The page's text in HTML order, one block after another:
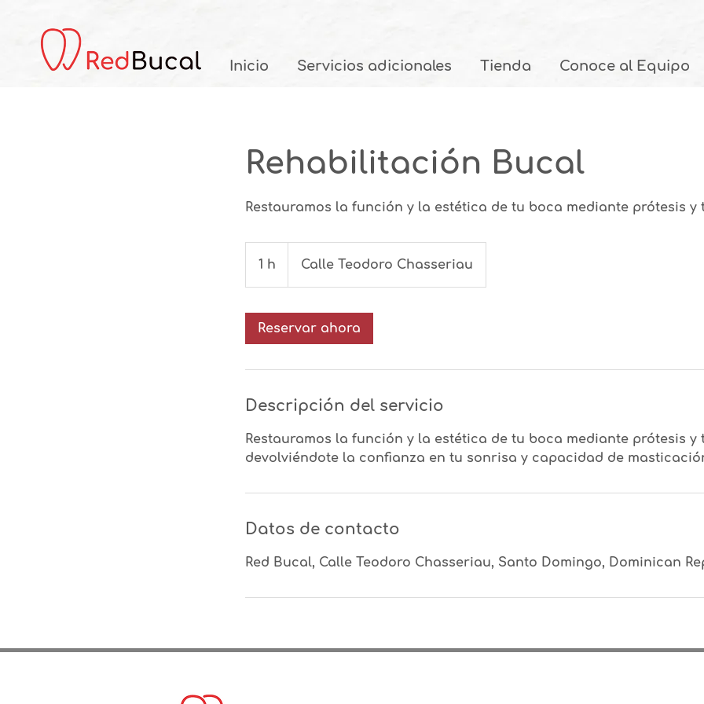
Inicio Servicios adicionales Tienda Conoce al Equipo
Rehabilitación Bucal
Restauramos la función y la estética de tu boca mediante prótesis y
1 h Calle Teodoro Chasseriau
Reservar ahora
Descripción del servicio
Restauramos la función y la estética de tu boca mediante prótesis y
devolviéndote la confianza en tu sonrisa y capacidad de
Datos de contacto
Red Bucal, Calle Teodoro Chasseriau, Santo Domingo, Dominican